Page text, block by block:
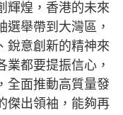
輝煌，香港的未來
舉帶到大灣區，
銳意創新的精神來
業都要提振信心，
全面推動高質量發
傑出領袖，能夠再